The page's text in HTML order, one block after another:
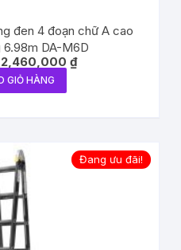
đen 4 đoạn chữ A cao
6.98m DA-M6D
2,460,000 ₫
GIỎ HÀNG
Đang ưu đãi!